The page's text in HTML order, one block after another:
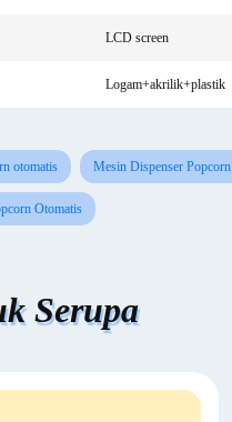
LCD screen
Logam+akrilik+plastik
otomatis Mesin Dispenser Popcorn
Otomatis
Serupa